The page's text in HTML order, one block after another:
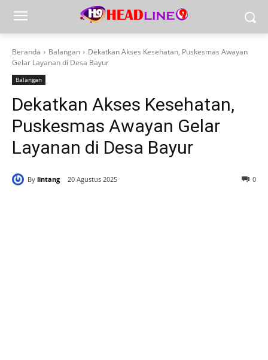
Beranda Balangan
Dekatkan Akses Kesehatan, Puskesmas Awayan
Gelar Layanan di Desa Bayur
Balangan
Dekatkan Akses Kesehatan,
Puskesmas Awayan Gelar
Layanan di Desa Bayur
By lintang 20 Agustus 2025 0